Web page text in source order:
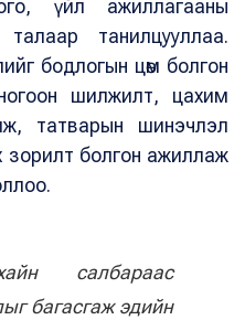
үйл ажиллагааны
талаар танилцууллаа.
бодлогын цөм болгон
шилжилт, цахим
татварын шинэчлэл
зорилт болгон ажиллаж
салбараас
багасгаж эдийн